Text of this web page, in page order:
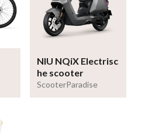
NIU NQiX Electrisc
he scooter
ScooterParadise